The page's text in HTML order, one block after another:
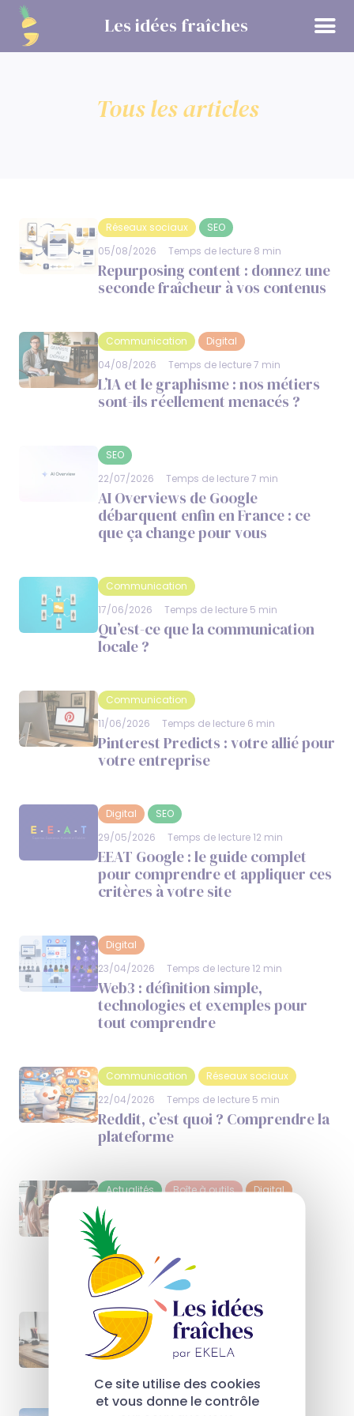
Les idées fraîches
Tous les articles
Réseaux sociaux
SEO
05/08/2026
Temps de lecture 8 min
Repurposing content : donnez une
seconde fraîcheur à vos contenus
Communication
Digital
04/08/2026
Temps de lecture 7 min
L’IA et le graphisme : nos métiers
sont-ils réellement menacés ?
SEO
22/07/2026
Temps de lecture 7 min
AI Overviews de Google
débarquent enfin en France : ce
que ça change pour vous
Communication
17/06/2026
Temps de lecture 5 min
Qu’est-ce que la communication
locale ?
Communication
11/06/2026
Temps de lecture 6 min
Pinterest Predicts : votre allié pour
votre entreprise
Digital
SEO
29/05/2026
Temps de lecture 12 min
EEAT Google : le guide complet
pour comprendre et appliquer ces
critères à votre site
Digital
23/04/2026
Temps de lecture 12 min
Web3 : définition simple,
technologies et exemples pour
tout comprendre
Communication
Réseaux sociaux
22/04/2026
Temps de lecture 5 min
Reddit, c’est quoi ? Comprendre la
plateforme
Actualités Boîte à outils
Digital
08/04/2026
Quand le personal shopper IA
devient votre nouvel assistant
shopping
Boîte à outils
12/01/2026
Temps de lecture 5 min
Qu’est-ce que NotebookLM ?
Panneau de gestion des cookies
Ce site utilise des cookies
et vous donne le contrôle